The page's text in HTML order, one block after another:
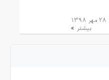
۲۸ مهر ۱۳۹۸
بیشتر